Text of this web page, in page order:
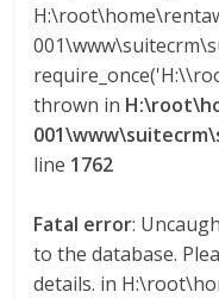
thrown in
line 1762
Fatal error:
to the database.
details. in